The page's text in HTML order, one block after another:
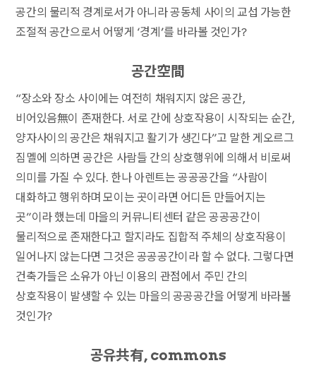
공간의 물리적 경계로서가 아니라 공동체 사이의 교섭 가능한
조절적 공간으로서 어떻게 ‘경계’를 바라볼 것인가?
공간空間
“장소와 장소 사이에는 여전히 채워지지 않은 공간,
비어있음無이 존재한다. 서로 간에 상호작용이 시작되는 순간,
양자사이의 공간은 채워지고 활기가 생긴다”고 말한 게오르그
짐멜에 의하면 공간은 사람들 간의 상호행위에 의해서 비로써
의미를 가질 수 있다. 한나 아렌트는 공공공간을 “사람이
대화하고 행위하며 모이는 곳이라면 어디든 만들어지는
곳”이라 했는데 마을의 커뮤니티센터 같은 공공공간이
물리적으로 존재한다고 할지라도 집합적 주체의 상호작용이
일어나지 않는다면 그것은 공공공간이라 할 수 없다. 그렇다면
건축가들은 소유가 아닌 이용의 관점에서 주민 간의
상호작용이 발생할 수 있는 마을의 공공공간을 어떻게 바라볼
것인가?
공유共有, commons